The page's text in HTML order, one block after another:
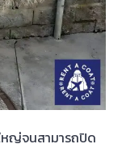
ญ่จนสามารถปิด